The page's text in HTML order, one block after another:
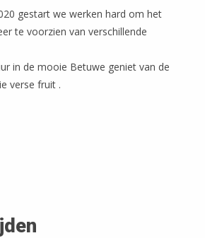
gestart we werken hard om het
te voorzien van verschillende
in de mooie Betuwe geniet van de
verse fruit .